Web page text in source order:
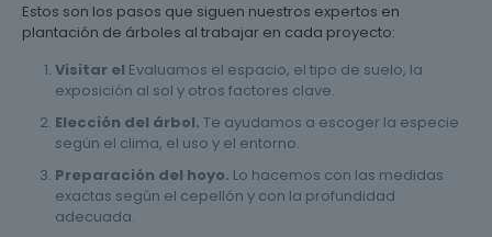
Estos son los pasos que siguen nuestros expertos en
plantación de árboles al trabajar en cada proyecto:
Visitar el Evaluamos el espacio, el tipo de suelo, la
exposición al sol y otros factores clave.
Elección del árbol. Te ayudamos a escoger la especie
según el clima, el uso y el entorno.
Preparación del hoyo. Lo hacemos con las medidas
exactas según el cepellón y con la profundidad
adecuada.